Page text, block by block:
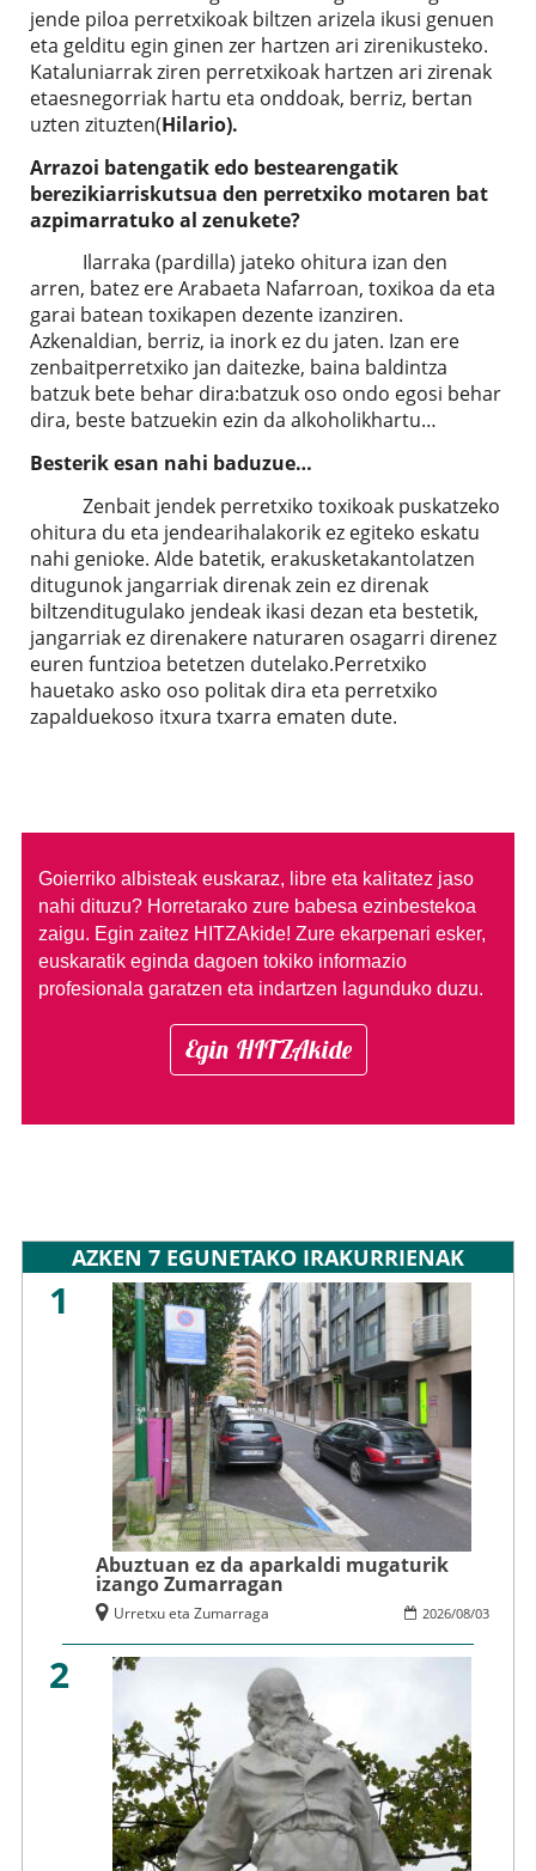
jende piloa perretxikoak biltzen arizela ikusi genuen
eta gelditu egin ginen zer hartzen ari zirenikusteko.
Kataluniarrak ziren perretxikoak hartzen ari zirenak
etaesnegorriak hartu eta onddoak, berriz, bertan
uzten zituzten(Hilario).
Arrazoi batengatik edo bestearengatik
berezikiarriskutsua den perretxiko motaren bat
azpimarratuko al zenukete?
Ilarraka (pardilla) jateko ohitura izan den
arren, batez ere Arabaeta Nafarroan, toxikoa da eta
garai batean toxikapen dezente izanziren.
Azkenaldian, berriz, ia inork ez du jaten. Izan ere
zenbaitperretxiko jan daitezke, baina baldintza
batzuk bete behar dira:batzuk oso ondo egosi behar
dira, beste batzuekin ezin da alkoholikhartu…
Besterik esan nahi baduzue…
Zenbait jendek perretxiko toxikoak puskatzeko
ohitura du eta jendearihalakorik ez egiteko eskatu
nahi genioke. Alde batetik, erakusketakantolatzen
ditugunok jangarriak direnak zein ez direnak
biltzenditugulako jendeak ikasi dezan eta bestetik,
jangarriak ez direnakere naturaren osagarri direnez
euren funtzioa betetzen dutelako.Perretxiko
hauetako asko oso politak dira eta perretxiko
zapalduekoso itxura txarra ematen dute.
Goierriko albisteak euskaraz, libre eta kalitatez jaso
nahi dituzu? Horretarako zure babesa ezinbestekoa
zaigu. Egin zaitez HITZAkide! Zure ekarpenari esker,
euskaratik eginda dagoen tokiko informazio
profesionala garatzen eta indartzen lagunduko duzu.
Egin HITZAkide
AZKEN 7 EGUNETAKO IRAKURRIENAK
1
Abuztuan ez da aparkaldi mugaturik
izango Zumarragan
2026/08/03
Urretxu eta Zumarraga
2